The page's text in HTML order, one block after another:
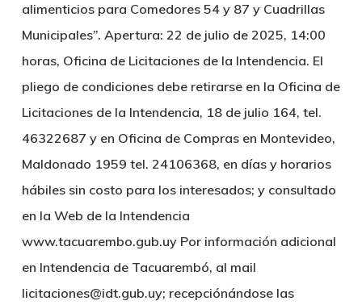
alimenticios para Comedores 54 y 87 y Cuadrillas
Municipales”. Apertura: 22 de julio de 2025, 14:00
horas, Oficina de Licitaciones de la Intendencia. El
pliego de condiciones debe retirarse en la Oficina de
Licitaciones de la Intendencia, 18 de julio 164, tel.
46322687 y en Oficina de Compras en Montevideo,
Maldonado 1959 tel. 24106368, en días y horarios
hábiles sin costo para los interesados; y consultado
en la Web de la Intendencia
www.tacuarembo.gub.uy Por información adicional
en Intendencia de Tacuarembó, al mail
licitaciones@idt.gub.uy; recepciónándose las